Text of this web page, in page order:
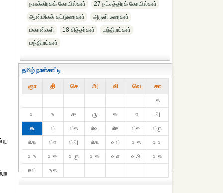
நவக்கிரகக் கோயில்கள்
27 நட்சத்திரக் கோயில்கள்
ஆன்மிகக் கட்டுரைகள்
அருள் உரைகள்
மகான்கள்
18 சித்தர்கள்
யந்திரங்கள்
மந்திரங்கள்
தமிழ் நாள்காட்டி
ஞா தி் செ அ வி வெ கா
௧
௨
௩ ௪ ௫ ௬ ௭
௮
௯
௰ ௰௧ ௰௨ ௰௩ ௰௪
௰௫
௰௬
௰௭ ௰௮ ௰௯ ௨௰ ௨௧
௨௨
௨௩
௨௪ ௨௫ ௨௬ ௨௭ ௨௮
௨௯
௩௰
௩௧